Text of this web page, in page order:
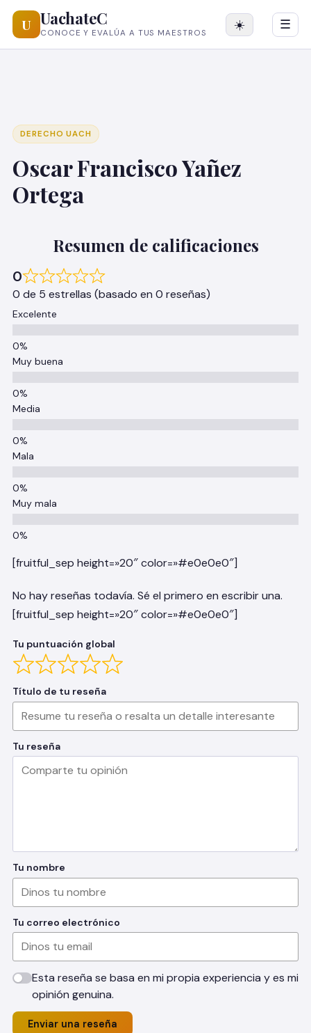
U UachateC
CONOCE Y EVALÚA A TUS MAESTROS
☀️ ☰
DERECHO UACH
Oscar Francisco Yañez
Ortega
Resumen de calificaciones
0
0 de 5 estrellas (basado en 0 reseñas)
Excelente
Muy buena
Media
Mala
Muy mala
[fruitful_sep height=»20″ color=»#e0e0e0″]
No hay reseñas todavía. Sé el primero en escribir una.
[fruitful_sep height=»20″ color=»#e0e0e0″]
Tu puntuación global
Título de tu reseña
Tu reseña
Tu nombre
Tu correo electrónico
Esta reseña se basa en mi propia experiencia y es mi
opinión genuina.
Enviar una reseña